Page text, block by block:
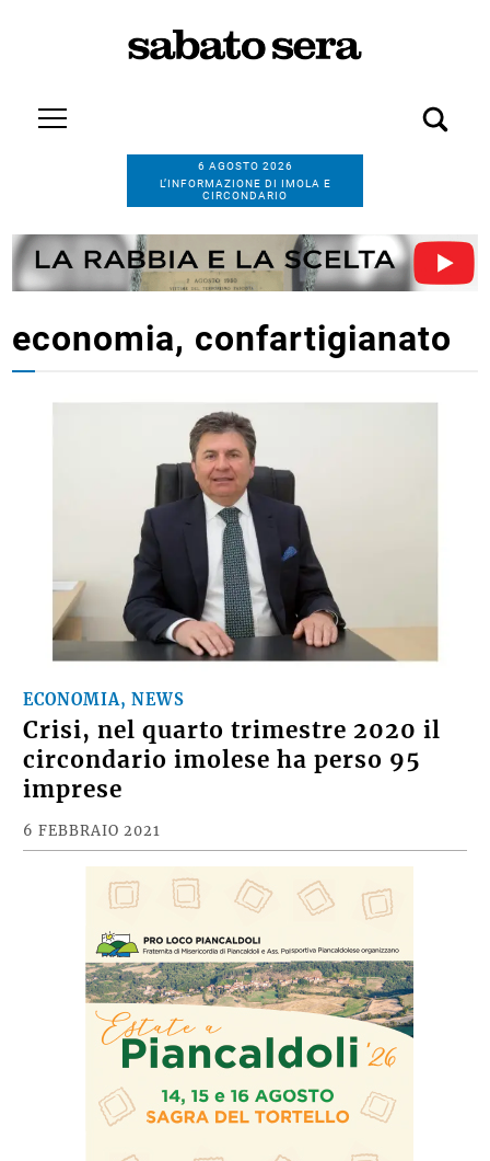
6 AGOSTO 2026
L’INFORMAZIONE DI IMOLA E
CIRCONDARIO
economia, confartigianato
ECONOMIA, NEWS
Crisi, nel quarto trimestre 2020 il
circondario imolese ha perso 95
imprese
6 FEBBRAIO 2021